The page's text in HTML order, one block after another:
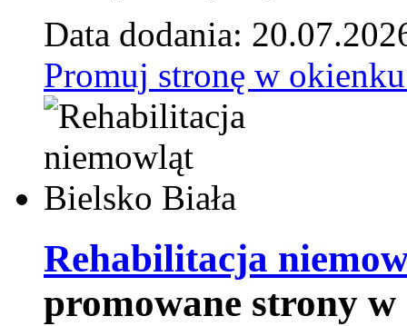
Data dodania:
Promuj stronę w
Rehabilitacja
promowane strony